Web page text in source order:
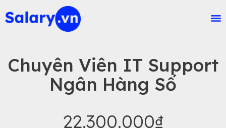
Chuyên Viên IT Support
Ngân Hàng Số
22.300.000₫